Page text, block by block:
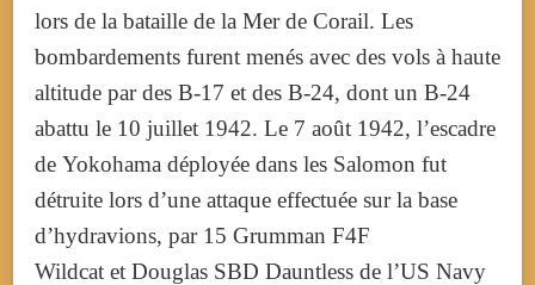
lors de la bataille de la Mer de Corail. Les
bombardements furent menés avec des vols à haute
altitude par des B-17 et des B-24, dont un B-24
abattu le 10 juillet 1942. Le 7 août 1942, l’escadre
de Yokohama déployée dans les Salomon fut
détruite lors d’une attaque effectuée sur la base
d’hydravions, par 15 Grumman F4F
Wildcat et Douglas SBD Dauntless de l’US Navy